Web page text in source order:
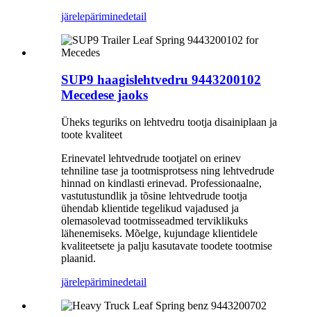
järelepäriminedetail
SUP9 haagislehtvedru 9443200102
Mecedese jaoks
Üheks teguriks on lehtvedru tootja disainiplaan ja
toote kvaliteet
Erinevatel lehtvedrude tootjatel on erinev
tehniline tase ja tootmisprotsess ning lehtvedrude
hinnad on kindlasti erinevad. Professionaalne,
vastutustundlik ja tõsine lehtvedrude tootja
ühendab klientide tegelikud vajadused ja
olemasolevad tootmisseadmed terviklikuks
lähenemiseks. Mõelge, kujundage klientidele
kvaliteetsete ja palju kasutavate toodete tootmise
plaanid.
järelepäriminedetail